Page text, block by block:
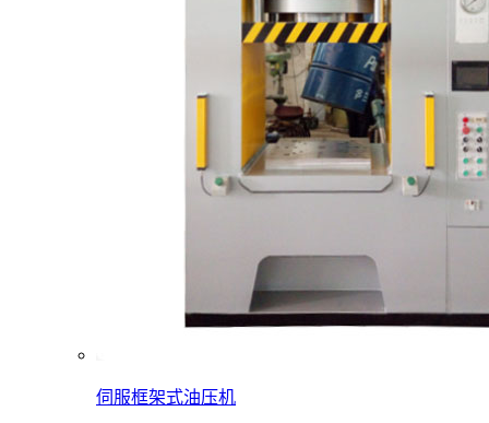
伺服框架式油压机